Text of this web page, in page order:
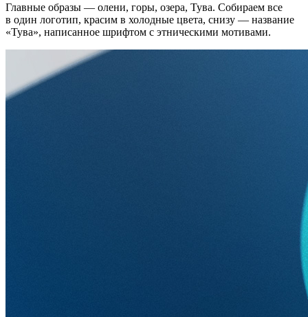
Главные образы — олени, горы, озера, Тува. Собираем все
в один логотип, красим в холодные цвета, снизу — название
«Тува», написанное шрифтом с этническими мотивами.